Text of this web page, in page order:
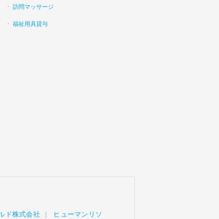
訪問マッサージ
福祉用具貸与
ド株式会社 ヒューマンリソ